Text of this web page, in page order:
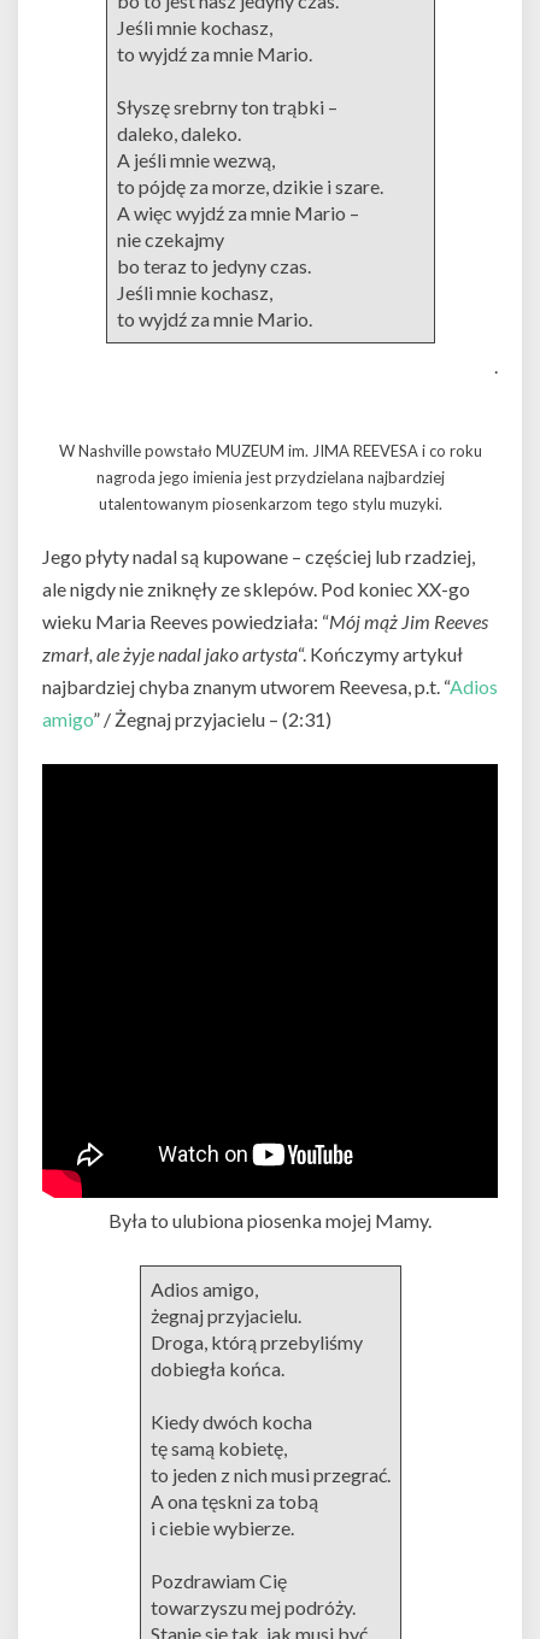
Jeśli mnie kochasz,
to wyjdź za mnie Mario.
Słyszę srebrny ton trąbki –
daleko, daleko.
A jeśli mnie wezwą,
to pójdę za morze, dzikie i szare.
A więc wyjdź za mnie Mario –
nie czekajmy
bo teraz to jedyny czas.
Jeśli mnie kochasz,
to wyjdź za mnie Mario.
.
W Nashville powstało MUZEUM im. JIMA REEVESA i co roku
nagroda jego imienia jest przydzielana najbardziej
utalentowanym piosenkarzom tego stylu muzyki.
Jego płyty nadal są kupowane – częściej lub rzadziej,
ale nigdy nie zniknęły ze sklepów. Pod koniec XX-go
wieku Maria Reeves powiedziała: “Mój mąż Jim Reeves
zmarł, ale żyje nadal jako artysta“. Kończymy artykuł
najbardziej chyba znanym utworem Reevesa, p.t. “Adios
amigo” / Żegnaj przyjacielu – (2:31)
Była to ulubiona piosenka mojej Mamy.
Adios amigo,
żegnaj przyjacielu.
Droga, którą przebyliśmy
dobiegła końca.
Kiedy dwóch kocha
tę samą kobietę,
to jeden z nich musi przegrać.
A ona tęskni za tobą
i ciebie wybierze.
Pozdrawiam Cię
towarzyszu mej podróży.
Stanie się tak, jak musi być.